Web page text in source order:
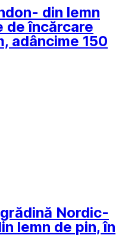
- din lemn
de încărcare
adâncime 150
Nordic-
lemn de pin, în